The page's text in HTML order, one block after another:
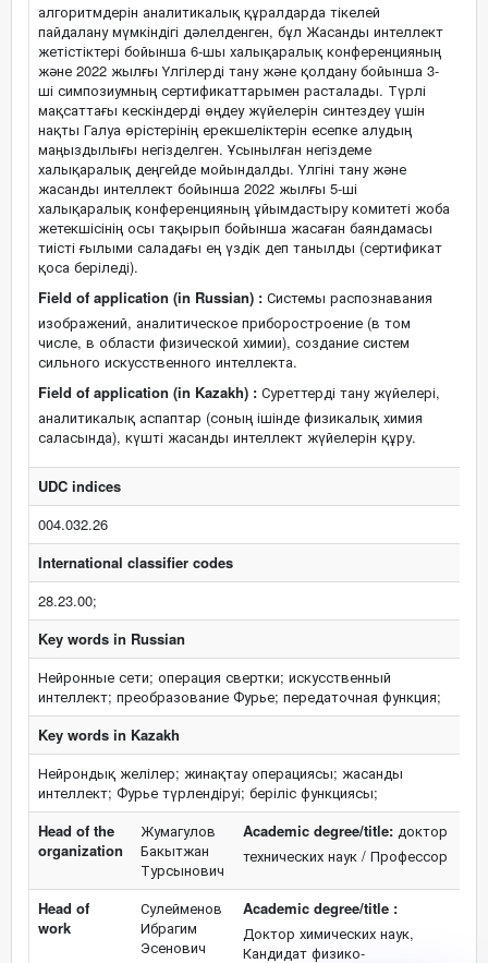
алгоритмдерін аналитикалық құралдарда тікелей
пайдалану мүмкіндігі дәлелденген, бұл Жасанды интеллект
жетістіктері бойынша 6-шы халықаралық конференцияның
және 2022 жылғы Үлгілерді тану және қолдану бойынша 3-
ші симпозиумның сертификаттарымен расталады. Түрлі
мақсаттағы кескіндерді өңдеу жүйелерін синтездеу үшін
нақты Галуа өрістерінің ерекшеліктерін есепке алудың
маңыздылығы негізделген. Ұсынылған негіздеме
халықаралық деңгейде мойындалды. Үлгіні тану және
жасанды интеллект бойынша 2022 жылғы 5-ші
халықаралық конференцияның ұйымдастыру комитеті жоба
жетекшісінің осы тақырып бойынша жасаған баяндамасы
тиісті ғылыми саладағы ең үздік деп танылды (сертификат
қоса беріледі).
Field of application (in Russian) : Системы распознавания
изображений, аналитическое приборостроение (в том
числе, в области физической химии), создание систем
сильного искусственного интеллекта.
Field of application (in Kazakh) : Суреттерді тану жүйелері,
аналитикалық аспаптар (соның ішінде физикалық химия
саласында), күшті жасанды интеллект жүйелерін құру.
UDC indices
004.032.26
International classifier codes
28.23.00;
Key words in Russian
Нейронные сети; операция свертки; искусственный
интеллект; преобразование Фурье; передаточная функция;
Key words in Kazakh
Нейрондық желілер; жинақтау операциясы; жасанды
интеллект; Фурье түрлендіруі; беріліс функциясы;
Head of the
organization
Жумагулов
Бакытжан
Турсынович
Academic degree/title: доктор
технических наук / Профессор
Head of
work
Сулейменов
Ибрагим
Эсенович
Academic degree/title :
Доктор химических наук,
Кандидат физико-